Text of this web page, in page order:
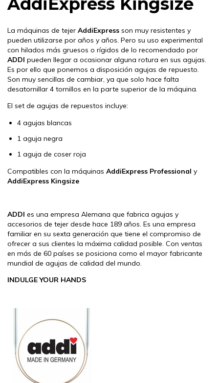
La máquinas de tejer AddiExpress son muy resistentes y
pueden utilizarse por años y años. Pero su uso experimental
con hilados más gruesos o rígidos de lo recomendado por
ADDI pueden llegar a ocasionar alguna rotura en sus agujas.
Es por ello que ponemos a disposición agujas de repuesto.
Son muy sencillas de cambiar, ya que solo hace falta
desatornillar 4 tornillos en la parte superior de la máquina.
El set de agujas de repuestos incluye:
4 agujas blancas
1 aguja negra
1 aguja de coser roja
Compatibles con la máquinas AddiExpress Professional y
AddiExpress Kingsize
ADDI es una empresa Alemana que fabrica agujas y
accesorios de tejer desde hace 189 años. Es una empresa
familiar en su sexta generación que tiene el compromiso de
ofrecer a sus clientes la máxima calidad posible. Con ventas
en más de 60 países se posiciona como el mayor fabricante
mundial de agujas de calidad del mundo.
INDULGE YOUR HANDS